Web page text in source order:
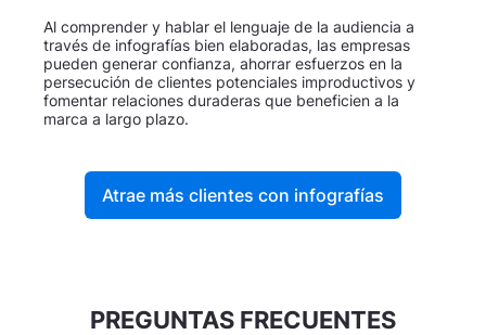
Al comprender y hablar el lenguaje de la audiencia a
través de infografías bien elaboradas, las empresas
pueden generar confianza, ahorrar esfuerzos en la
persecución de clientes potenciales improductivos y
fomentar relaciones duraderas que beneficien a la
marca a largo plazo.
Atrae más clientes con infografías
PREGUNTAS FRECUENTES